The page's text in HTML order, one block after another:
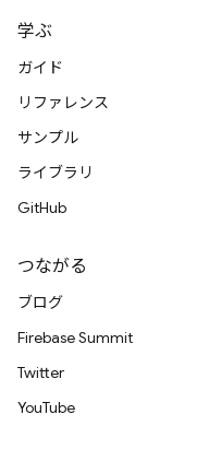
学ぶ
ガイド
リファレンス
サンプル
ライブラリ
GitHub
つながる
ブログ
Firebase Summit
Twitter
YouTube